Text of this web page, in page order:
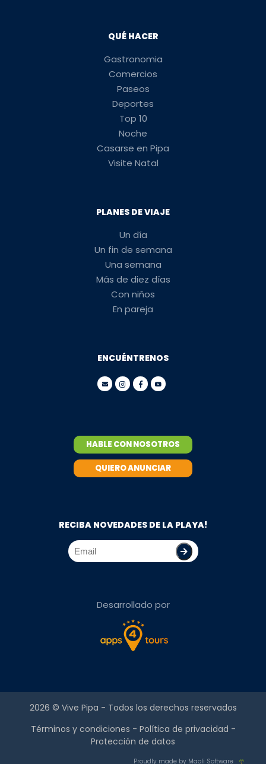
QUÉ HACER
Gastronomia
Comercios
Paseos
Deportes
Top 10
Noche
Casarse en Pipa
Visite Natal
PLANES DE VIAJE
Un día
Un fin de semana
Una semana
Más de diez días
Con niños
En pareja
ENCUÉNTRENOS
HABLE CON NOSOTROS
QUIERO ANUNCIAR
RECIBA NOVEDADES DE LA PLAYA!
Desarrollado por
2026 © Vive Pipa - Todos los derechos reservados
Términos y condiciones - Política de privacidad -
Protección de datos
Proudly made by Maoli Software